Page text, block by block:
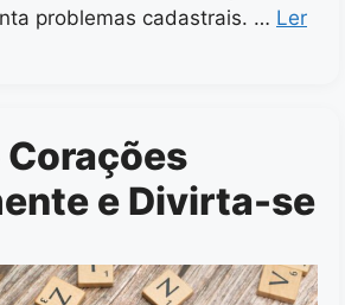
problemas cadastrais. … Ler
e Divirta-se